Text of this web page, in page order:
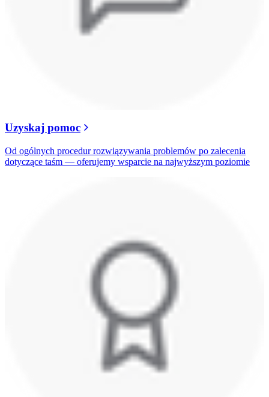
Uzyskaj pomoc
Od ogólnych procedur rozwiązywania problemów po zalecenia
dotyczące taśm — oferujemy wsparcie na najwyższym poziomie